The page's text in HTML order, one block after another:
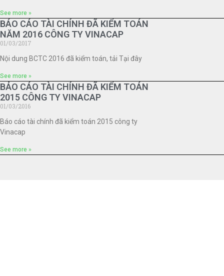
See more »
BÁO CÁO TÀI CHÍNH ĐÃ KIỂM TOÁN
NĂM 2016 CÔNG TY VINACAP
01/03/2017
Nội dung BCTC 2016 đã kiểm toán, tải Tại đây
See more »
BẢO CÁO TÀI CHÍNH ĐÃ KIỂM TOÁN
2015 CÔNG TY VINACAP
01/03/2016
Báo cáo tài chính đã kiểm toán 2015 công ty
Vinacap
See more »